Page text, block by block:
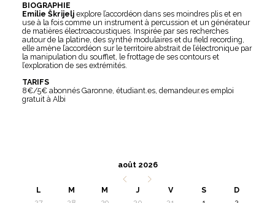
BIOGRAPHIE
Emilie Škrijeljexplore l’accordéon dans ses moindres plis et en
use à la fois comme un instrument à percussion et un générateur
de matières électroacoustiques. Inspirée par ses recherches
autour de la platine, des synthé modulaires et du field recording,
elle amène l’accordéon sur le territoire abstrait de l’électronique par
la manipulation du soufflet, le frottage de ses contours et
l’exploration de ses extrémités.
TARIFS
8€/5€ abonnés Garonne, étudiant.es, demandeur.es emploi
gratuit à Albi
août 2026
L M M J V S
D